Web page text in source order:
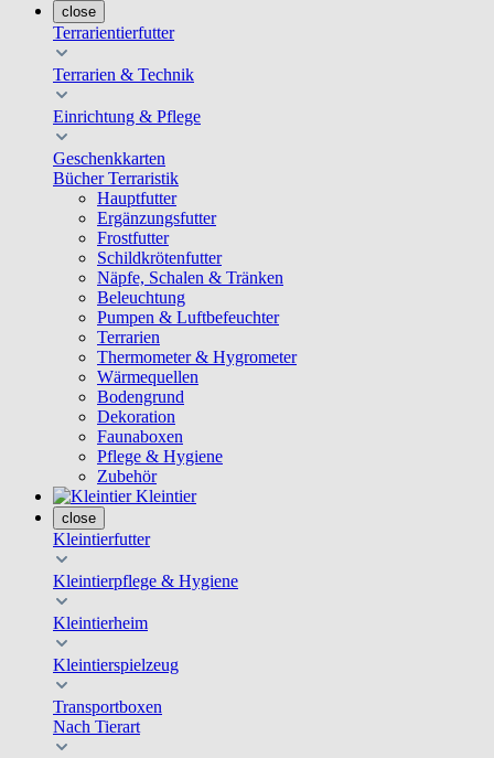
close
Terrarientierfutter
Terrarien & Technik
Einrichtung & Pflege
Geschenkkarten
Bücher Terraristik
Hauptfutter
Ergänzungsfutter
Frostfutter
Schildkrötenfutter
Näpfe, Schalen & Tränken
Beleuchtung
Pumpen & Luftbefeuchter
Terrarien
Thermometer & Hygrometer
Wärmequellen
Bodengrund
Dekoration
Faunaboxen
Pflege & Hygiene
Zubehör
Kleintier
close
Kleintierfutter
Kleintierpflege & Hygiene
Kleintierheim
Kleintierspielzeug
Transportboxen
Nach Tierart